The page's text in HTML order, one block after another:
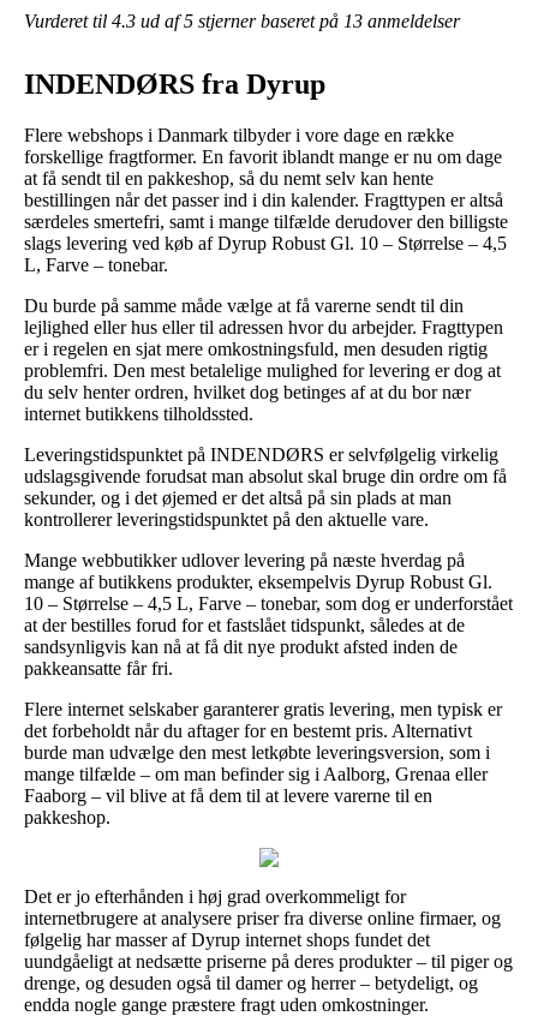
Vurderet til 4.3 ud af 5 stjerner baseret på 13 anmeldelser
INDENDØRS fra Dyrup
Flere webshops i Danmark tilbyder i vore dage en række
forskellige fragtformer. En favorit iblandt mange er nu om dage
at få sendt til en pakkeshop, så du nemt selv kan hente
bestillingen når det passer ind i din kalender. Fragttypen er altså
særdeles smertefri, samt i mange tilfælde derudover den billigste
slags levering ved køb af Dyrup Robust Gl. 10 – Størrelse – 4,5
L, Farve – tonebar.
Du burde på samme måde vælge at få varerne sendt til din
lejlighed eller hus eller til adressen hvor du arbejder. Fragttypen
er i regelen en sjat mere omkostningsfuld, men desuden rigtig
problemfri. Den mest betalelige mulighed for levering er dog at
du selv henter ordren, hvilket dog betinges af at du bor nær
internet butikkens tilholdssted.
Leveringstidspunktet på INDENDØRS er selvfølgelig virkelig
udslagsgivende forudsat man absolut skal bruge din ordre om få
sekunder, og i det øjemed er det altså på sin plads at man
kontrollerer leveringstidspunktet på den aktuelle vare.
Mange webbutikker udlover levering på næste hverdag på
mange af butikkens produkter, eksempelvis Dyrup Robust Gl.
10 – Størrelse – 4,5 L, Farve – tonebar, som dog er underforstået
at der bestilles forud for et fastslået tidspunkt, således at de
sandsynligvis kan nå at få dit nye produkt afsted inden de
pakkeansatte får fri.
Flere internet selskaber garanterer gratis levering, men typisk er
det forbeholdt når du aftager for en bestemt pris. Alternativt
burde man udvælge den mest letkøbte leveringsversion, som i
mange tilfælde – om man befinder sig i Aalborg, Grenaa eller
Faaborg – vil blive at få dem til at levere varerne til en
pakkeshop.
Det er jo efterhånden i høj grad overkommeligt for
internetbrugere at analysere priser fra diverse online firmaer, og
følgelig har masser af Dyrup internet shops fundet det
uundgåeligt at nedsætte priserne på deres produkter – til piger og
drenge, og desuden også til damer og herrer – betydeligt, og
endda nogle gange præstere fragt uden omkostninger.